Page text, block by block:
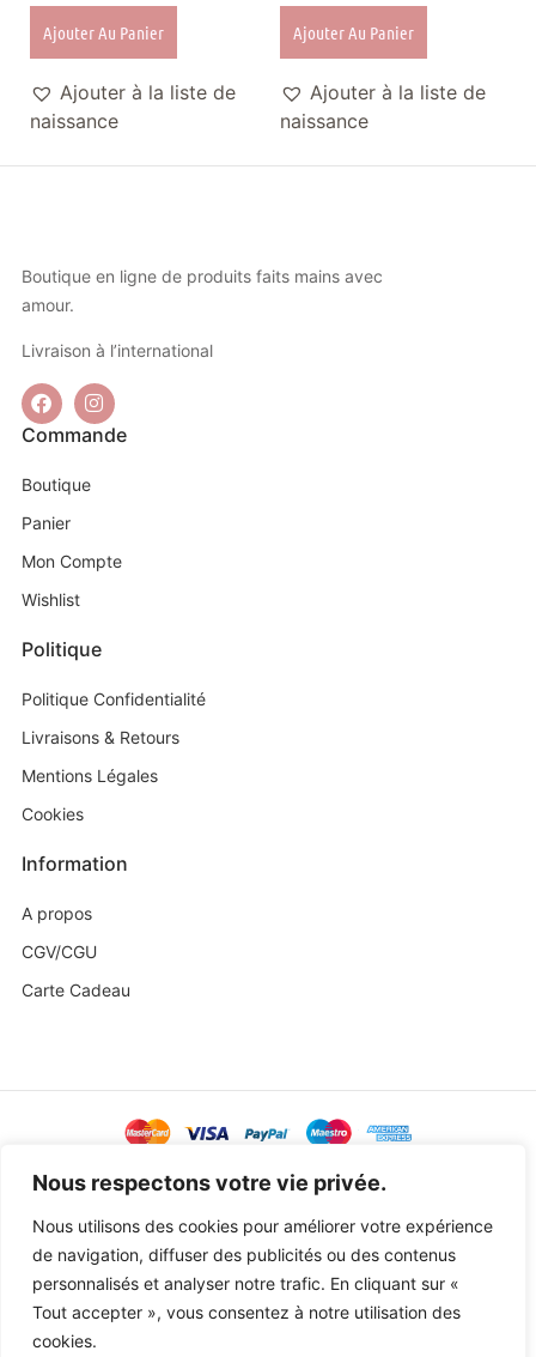
Nous respectons votre vie privée.
Nous utilisons des cookies pour améliorer votre expérience
de navigation, diffuser des publicités ou des contenus
personnalisés et analyser notre trafic. En cliquant sur «
Tout accepter », vous consentez à notre utilisation des
cookies.
Ajouter Au Panier
Ajouter à la liste de
naissance
Ajouter Au Panier
Ajouter à la liste de
naissance
Boutique en ligne de produits faits mains avec
amour.
Livraison à l’international
Commande
Boutique
Panier
Mon Compte
Wishlist
Politique
Politique Confidentialité
Livraisons & Retours
Mentions Légales
Cookies
Information
A propos
CGV/CGU
Carte Cadeau
@ Copyright 2023 Baby Sweetness byAgence Exoa